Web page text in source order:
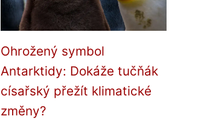
Ohrožený symbol
Antarktidy: Dokáže tučňák
císařský přežít klimatické
změny?